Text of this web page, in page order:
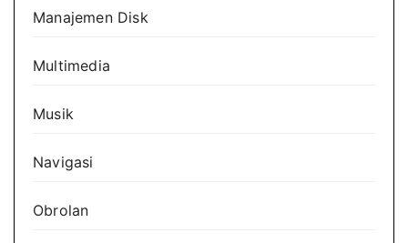
Manajemen Disk
Multimedia
Musik
Navigasi
Obrolan